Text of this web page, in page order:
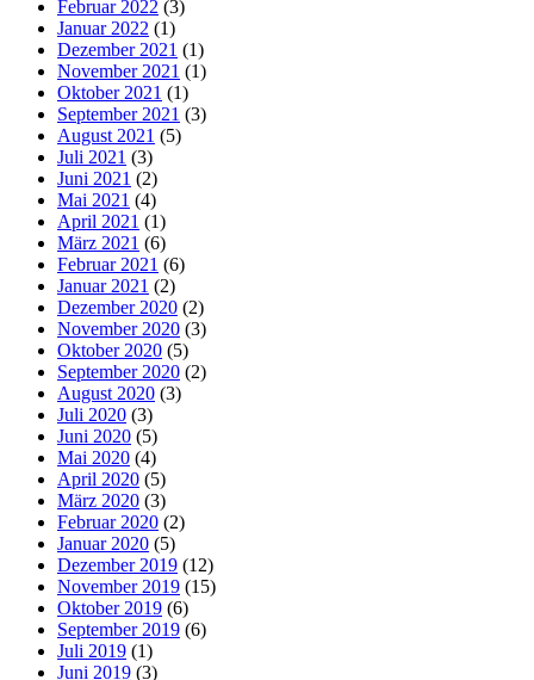
Februar 2022 (3)
Januar 2022 (1)
Dezember 2021 (1)
November 2021 (1)
Oktober 2021 (1)
September 2021 (3)
August 2021 (5)
Juli 2021 (3)
Juni 2021 (2)
Mai 2021 (4)
April 2021 (1)
März 2021 (6)
Februar 2021 (6)
Januar 2021 (2)
Dezember 2020 (2)
November 2020 (3)
Oktober 2020 (5)
September 2020 (2)
August 2020 (3)
Juli 2020 (3)
Juni 2020 (5)
Mai 2020 (4)
April 2020 (5)
März 2020 (3)
Februar 2020 (2)
Januar 2020 (5)
Dezember 2019 (12)
November 2019 (15)
Oktober 2019 (6)
September 2019 (6)
Juli 2019 (1)
Juni 2019 (3)